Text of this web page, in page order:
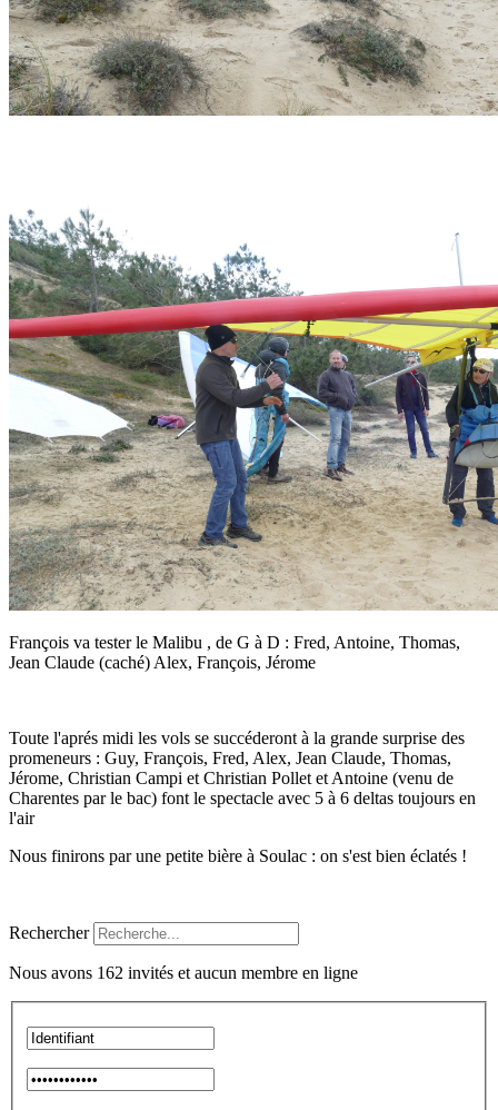
François va tester le Malibu , de G à D : Fred, Antoine, Thomas,
Jean Claude (caché) Alex, François, Jérome
Toute l'aprés midi les vols se succéderont à la grande surprise des
promeneurs : Guy, François, Fred, Alex, Jean Claude, Thomas,
Jérome, Christian Campi et Christian Pollet et Antoine (venu de
Charentes par le bac) font le spectacle avec 5 à 6 deltas toujours en
l'air
Nous finirons par une petite bière à Soulac : on s'est bien éclatés !
Rechercher
Nous avons 162 invités et aucun membre en ligne